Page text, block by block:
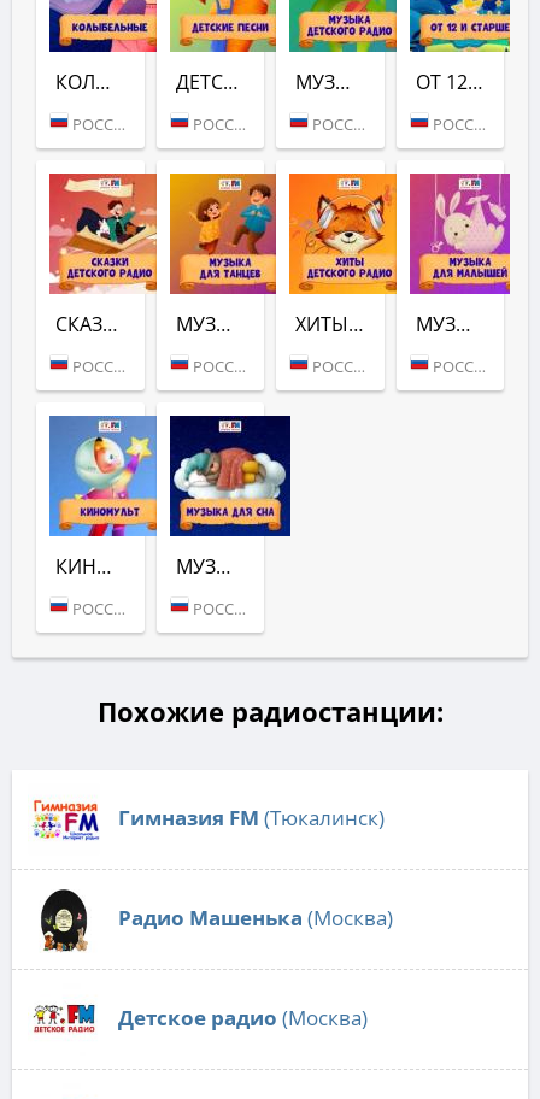
КОЛЫБЕЛЬНЫЕ (ДЕТСКОЕ РАДИО)
РОССИЯ (МОСКВА)
ДЕТСКИЕ ПЕСНИ (ДЕТСКОЕ РАДИО)
РОССИЯ (МОСКВА)
МУЗЫКА (ДЕТСКОЕ РАДИО)
РОССИЯ (МОСКВА)
ОТ 12 И СТАРШЕ (ДЕТСКОЕ РАДИО)
РОССИЯ (МОСКВА)
СКАЗКИ (ДЕТСКОЕ РАДИО)
РОССИЯ (МОСКВА)
МУЗЫКА ДЛЯ ТАНЦЕВ (ДЕТСКОЕ РАДИО)
РОССИЯ (МОСКВА)
ХИТЫ (ДЕТСКОЕ РАДИО)
РОССИЯ (МОСКВА)
МУЗЫКА ДЛЯ МАЛЫШЕЙ (ДЕТСКОЕ РАДИО)
РОССИЯ (МОСКВА)
КИНОМУЛЬТ (ДЕТСКОЕ РАДИО)
РОССИЯ (МОСКВА)
МУЗЫКА ДЛЯ СНА (ДЕТСКОЕ РАДИО)
РОССИЯ (МОСКВА)
Похожие радиостанции:
Гимназия FM (Тюкалинск)
Радио Машенька (Москва)
Детское радио (Москва)